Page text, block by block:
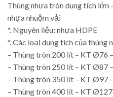
Thùng nhựa tròn dung tích lớn
nhựa nhuộm vải
*. Nguyên liệu: nhựa HDPE
*. Các loại dung tích của thùng
– Thùng tròn 200 lít – KT Ø76
– Thùng tròn 250 lít – KT Ø87
– Thùng tròn 350 lít – KT Ø97
– Thùng tròn 400 lít – KT